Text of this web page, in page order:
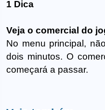
1 Dica
Veja o comercial do
No menu principal,
dois minutos. O
começará a passar.